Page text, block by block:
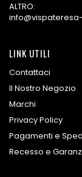
ALTRO:
LINK UTILI
Contattaci
Il Nostro Negozio
Marchi
Privacy Policy
Pagamenti e
Recesso e